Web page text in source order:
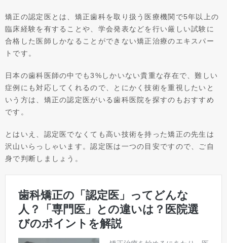
矯正の認定医とは、矯正歯科を取り扱う医療機関で5年以上の
臨床経験を有することや、学会発表などを行い厳しい試験に
合格した医師しかなることができない矯正治療のエキスパー
トです。
日本の歯科医師の中でも3%しかいない貴重な存在で、難しい
症例にも対応してくれるので、とにかく技術を重視したいと
いう方は、矯正の認定医がいる歯科医院を探すのもおすすめ
です。
とはいえ、認定医でなくても高い技術を持った矯正の先生は
沢山いらっしゃいます。認定医は一つの目安ですので、ご自
身で判断しましょう。